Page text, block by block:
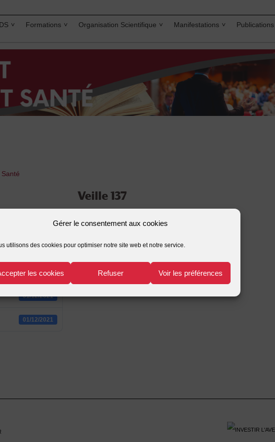
Gérer le consentement aux cookies
utilisons des cookies pour optimiser notre site web et notre service.
les cookies Refuser Voir les préférences
Formations Organisation Scientifique Manifestations Publications
2
520.71 KB
1
01/12/2021
01/12/2021
Veille 137